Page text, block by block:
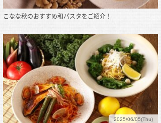
こなな秋のおすすめ和パスタをご紹介！
2025/06/05(Thu)